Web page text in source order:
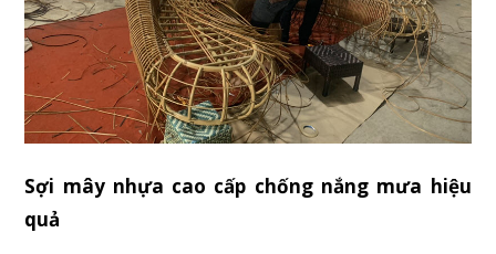
Sợi mây nhựa cao cấp chống nắng mưa hiệu
quả